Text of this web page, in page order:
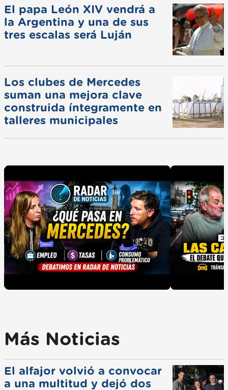
El papa León XIV vendrá a
la Argentina y una de sus
tres escalas será Luján
Los clubes de Mercedes
suman una mejora clave
construida íntegramente en
talleres municipales
Más Noticias
El alfajor volvió a convocar
a una multitud y dejó dos